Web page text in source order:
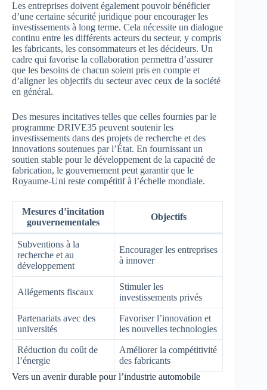
Les entreprises doivent également pouvoir bénéficier
d’une certaine sécurité juridique pour encourager les
investissements à long terme. Cela nécessite un dialogue
continu entre les différents acteurs du secteur, y compris
les fabricants, les consommateurs et les décideurs. Un
cadre qui favorise la collaboration permettra d’assurer
que les besoins de chacun soient pris en compte et
d’aligner les objectifs du secteur avec ceux de la société
en général.
Des mesures incitatives telles que celles fournies par le
programme DRIVE35 peuvent soutenir les
investissements dans des projets de recherche et des
innovations soutenues par l’État. En fournissant un
soutien stable pour le développement de la capacité de
fabrication, le gouvernement peut garantir que le
Royaume-Uni reste compétitif à l’échelle mondiale.
Mesures d’incitation
gouvernementales
Objectifs
Subventions à la
recherche et au
développement
Encourager les entreprises
à innover
Allégements fiscaux
Stimuler les
investissements privés
Partenariats avec des
universités
Favoriser l’innovation et
les nouvelles technologies
Réduction du coût de
l’énergie
Améliorer la compétitivité
des fabricants
Vers un avenir durable pour l’industrie automobile